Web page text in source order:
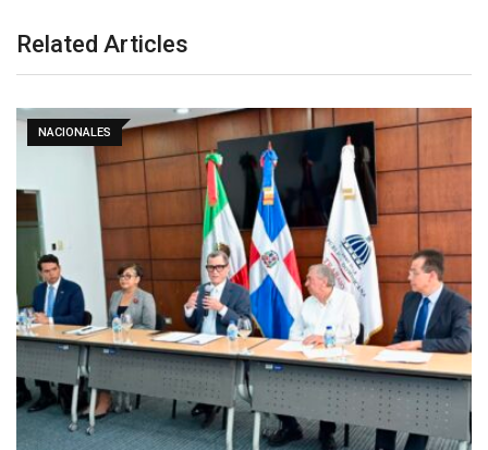
Related Articles
NACIONALES